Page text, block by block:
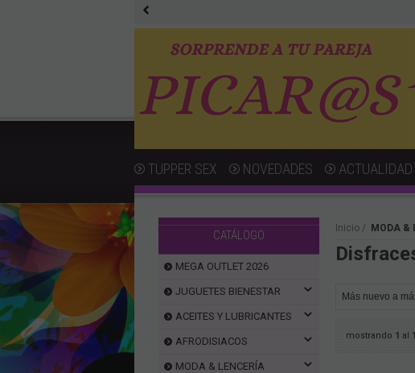
TUPPER SEX NOVEDADES ACTUALIDAD
CATÁLOGO
MEGA OUTLET 2026
JUGUETES BIENESTAR
ACEITES Y LUBRICANTES
AFRODISIACOS
MODA & LENCERÍA
Inicio MODA &
mostrando 1 al 1